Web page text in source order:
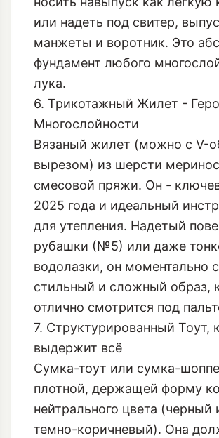
или надеть под свитер,
манжеты и воротник. Это
фундамент любого
лука.
6. Трикотажный Жилет -
Многослойности
Вязаный жилет (можно с V-
вырезом) из шерсти
смесовой пряжи. Он -
2025 года и идеальный
для утепления. Надетый
рубашки (№5) или даже
водолазки, он моментально
стильный и сложный образ,
отлично смотрится под
7. Структурированный Тоут,
выдержит всё
Сумка-тоут или сумка-
плотной, держащей форму
нейтрального цвета (черный
темно-коричневый). Она